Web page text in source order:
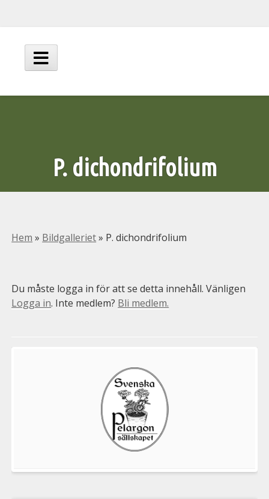
innehåll
Huvudmeny
P. dichondrifolium
Hem » Bildgalleriet» P. dichondrifolium
Du måste logga in för att se detta innehåll. Vänligen
Logga in. Inte medlem? Bli medlem.
Pelargonsällskapets